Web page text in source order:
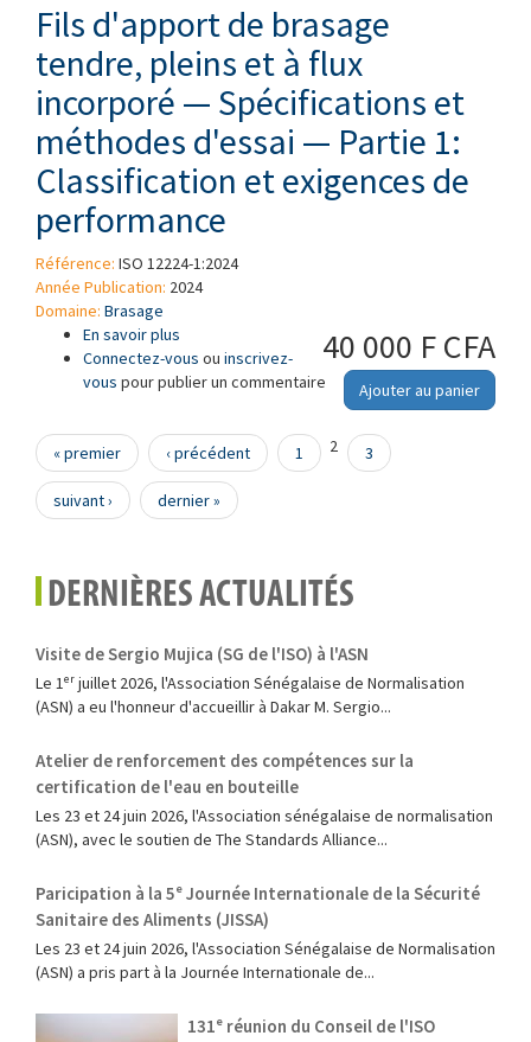
Fils d'apport de brasage
tendre, pleins et à flux
incorporé — Spécifications et
méthodes d'essai — Partie 1:
Classification et exigences de
performance
Référence: ISO 12224-1:2024
Année Publication: 2024
Domaine: Brasage
40 000 F CFA
Ajouter au panier
En savoir plus à propos de Fils d'apport de brasage tendre,
pleins et à flux incorporé — Spécifications et
méthodes d'essai — Partie 1: Classification et
exigences de performance
Connectez-vous ou inscrivez-
vous pour publier un commentaire
Pages
« premier ‹ précédent 1 2 3
suivant › dernier »
DERNIÈRES ACTUALITÉS
Visite de Sergio Mujica (SG de l'ISO) à l'ASN
Le 1ᵉʳ juillet 2026, l'Association Sénégalaise de Normalisation
(ASN) a eu l'honneur d'accueillir à Dakar M. Sergio...
Atelier de renforcement des compétences sur la
certification de l'eau en bouteille
Les 23 et 24 juin 2026, l'Association sénégalaise de normalisation
(ASN), avec le soutien de The Standards Alliance...
Paricipation à la 5ᵉ Journée Internationale de la Sécurité
Sanitaire des Aliments (JISSA)
‎Les 23 et 24 juin 2026, l'Association Sénégalaise de Normalisation
(ASN) a pris part à la Journée Internationale de...
131ᵉ réunion du Conseil de l'ISO